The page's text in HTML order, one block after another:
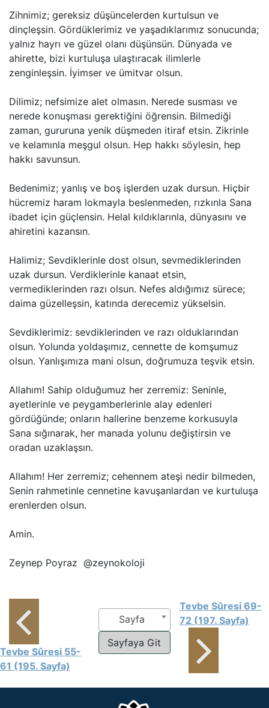
Zihnimiz; gereksiz düşüncelerden kurtulsun ve
dinçleşsin. Gördüklerimiz ve yaşadıklarımız sonucunda;
yalnız hayrı ve güzel olanı düşünsün. Dünyada ve
ahirette, bizi kurtuluşa ulaştıracak ilimlerle
zenginleşsin. İyimser ve ümitvar olsun.
Dilimiz; nefsimize alet olmasın. Nerede susması ve
nerede konuşması gerektiğini öğrensin. Bilmediği
zaman, gururuna yenik düşmeden itiraf etsin. Zikrinle
ve kelamınla meşgul olsun. Hep hakkı söylesin, hep
hakkı savunsun.
Bedenimiz; yanlış ve boş işlerden uzak dursun. Hiçbir
hücremiz haram lokmayla beslenmeden, rızkınla Sana
ibadet için güçlensin. Helal kıldıklarınla, dünyasını ve
ahiretini kazansın.
Halimiz; Sevdiklerinle dost olsun, sevmediklerinden
uzak dursun. Verdiklerinle kanaat etsin,
vermediklerinden razı olsun. Nefes aldığımız sürece;
daima güzelleşsin, katında derecemiz yükselsin.
Sevdiklerimiz: sevdiklerinden ve razı olduklarından
olsun. Yolunda yoldaşımız, cennette de komşumuz
olsun. Yanlışımıza mani olsun, doğrumuza teşvik etsin.
Allahım! Sahip olduğumuz her zerremiz: Seninle,
ayetlerinle ve peygamberlerinle alay edenleri
gördüğünde; onların hallerine benzeme korkusuyla
Sana sığınarak, her manada yolunu değiştirsin ve
oradan uzaklaşsın.
Allahım! Her zerremiz; cehennem ateşi nedir bilmeden,
Senin rahmetinle cennetine kavuşanlardan ve kurtuluşa
erenlerden olsun.
Amin.
Zeynep Poyraz @zeynokoloji
Tevbe Sûresi 55-
61 (195. Sayfa)
Sayfa
Tevbe Sûresi 69-
72 (197. Sayfa)